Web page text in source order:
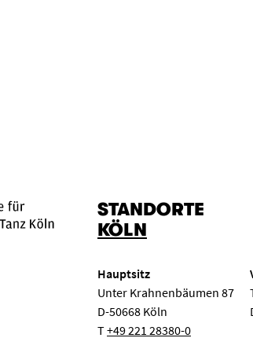
Hochschule für Musik und Tanz Köln
STANDORTE
KÖLN
Hauptsitz
Unter Krahnenbäumen 87
D-50668 Köln
T+49 221 28380-0